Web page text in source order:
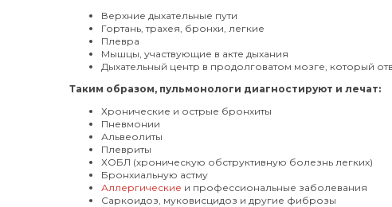
Верхние дыхательные пути
Гортань, трахея, бронхи, легкие
Плевра
Мышцы, участвующие в акте дыхания
Дыхательный центр в продолговатом мозге, который
Таким образом, пульмонологи диагностируют и лечат:
Хронические и острые бронхиты
Пневмонии
Альвеолиты
Плевриты
ХОБЛ (хроническую обструктивную болезнь легких)
Бронхиальную астму
Аллергические и профессиональные заболевания
Саркоидоз, муковисцидоз и другие фиброзы